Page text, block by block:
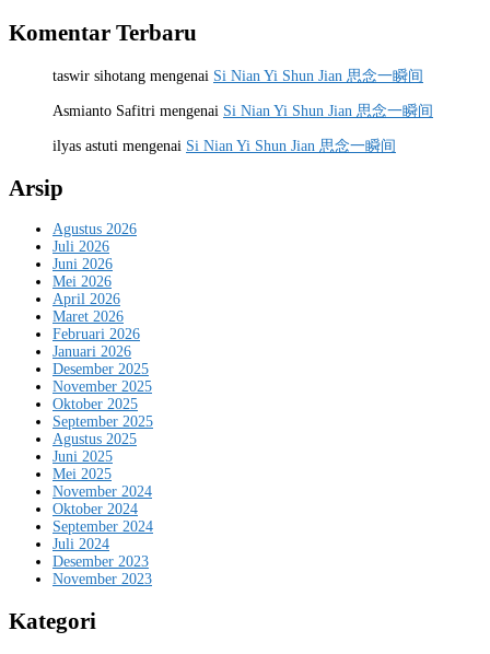
Komentar Terbaru
taswir sihotang mengenai Si Nian Yi Shun Jian 思念一瞬间
Asmianto Safitri mengenai Si Nian Yi Shun Jian 思念一瞬间
ilyas astuti mengenai Si Nian Yi Shun Jian 思念一瞬间
Arsip
Agustus 2026
Juli 2026
Juni 2026
Mei 2026
April 2026
Maret 2026
Februari 2026
Januari 2026
Desember 2025
November 2025
Oktober 2025
September 2025
Agustus 2025
Juni 2025
Mei 2025
November 2024
Oktober 2024
September 2024
Juli 2024
Desember 2023
November 2023
Kategori